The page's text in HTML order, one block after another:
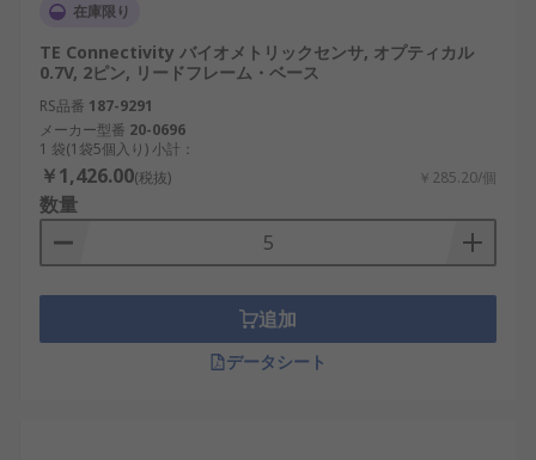
在庫限り
TE Connectivity バイオメトリックセンサ, オプティカル
0.7V, 2ピン, リードフレーム・ベース
RS品番 187-9291
メーカー型番 20-0696
1 袋(1袋5個入り) 小計：
￥1,426.00(税抜) ￥285.20/個
数量
追加
データシート